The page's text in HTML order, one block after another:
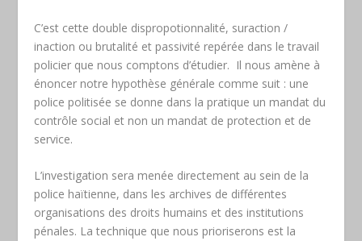
C’est cette double dispropotionnalité, suraction /
inaction ou brutalité et passivité repérée dans le travail
policier que nous comptons d’étudier. Il nous amène à
énoncer notre hypothèse générale comme suit : une
police politisée se donne dans la pratique un mandat du
contrôle social et non un mandat de protection et de
service.
L’investigation sera menée directement au sein de la
police haïtienne, dans les archives de différentes
organisations des droits humains et des institutions
pénales. La technique que nous prioriserons est la